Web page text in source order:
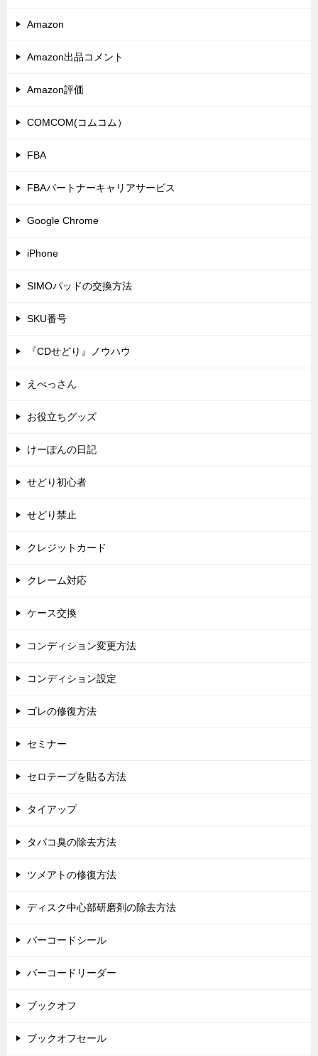
Amazon
Amazon出品コメント
Amazon評価
COMCOM(コムコム）
FBA
FBAパートナーキャリアサービス
Google Chrome
iPhone
SIMOパッドの交換方法
SKU番号
『CDせどり』ノウハウ
えべっさん
お役立ちグッズ
けーぽんの日記
せどり初心者
せどり禁止
クレジットカード
クレーム対応
ケース交換
コンディション変更方法
コンディション設定
ゴレの修復方法
セミナー
セロテープを貼る方法
タイアップ
タバコ臭の除去方法
ツメアトの修復方法
ディスク中心部研磨剤の除去方法
バーコードシール
バーコードリーダー
ブックオフ
ブックオフセール